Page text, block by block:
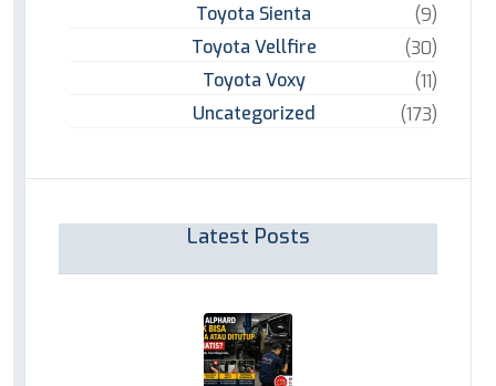
Toyota Sienta
(9)
Toyota Vellfire
(30)
Toyota Voxy
(11)
Uncategorized
(173)
Latest Posts